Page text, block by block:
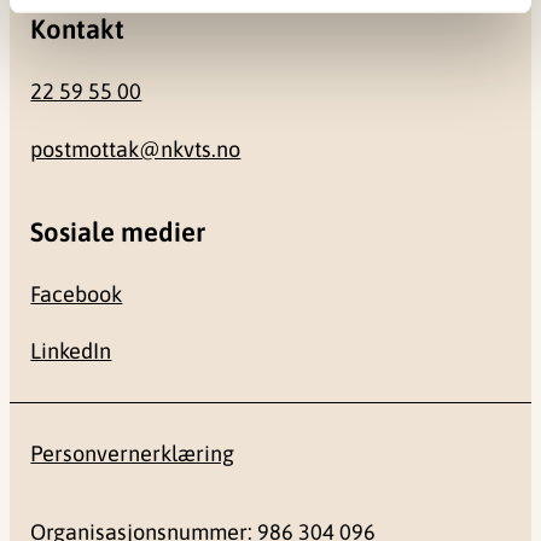
Kontakt
22 59 55 00
postmottak@nkvts.no
Sosiale medier
Facebook
LinkedIn
Personvernerklæring
Organisasjonsnummer: 986 304 096